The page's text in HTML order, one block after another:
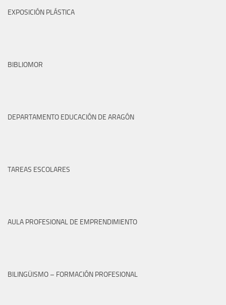
EXPOSICIÓN PLÁSTICA
BIBLIOMOR
DEPARTAMENTO EDUCACIÓN DE ARAGÓN
TAREAS ESCOLARES
AULA PROFESIONAL DE EMPRENDIMIENTO
BILINGÜISMO – FORMACIÓN PROFESIONAL